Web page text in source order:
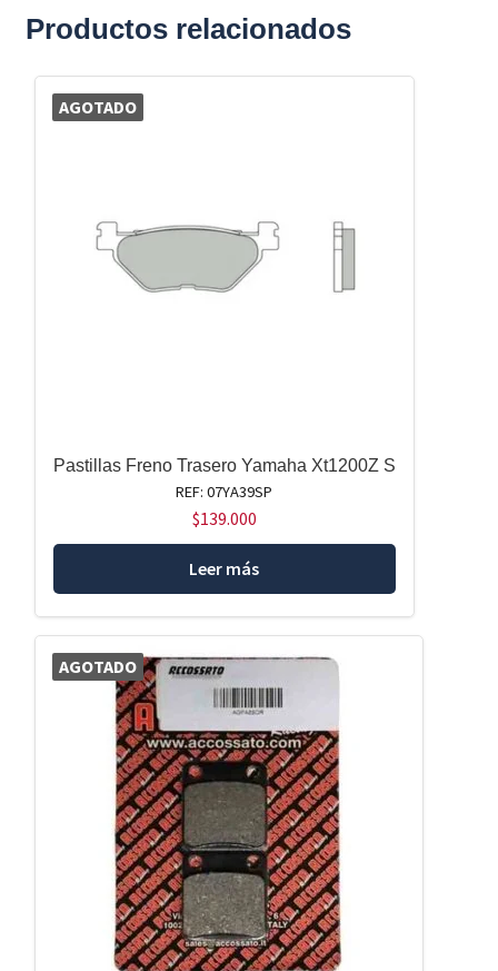
Productos relacionados
AGOTADO
Pastillas Freno Trasero Yamaha Xt1200Z S
REF: 07YA39SP
$139.000
Leer más
AGOTADO